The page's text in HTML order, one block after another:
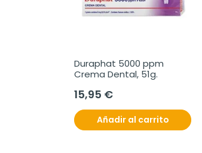
Duraphat 5000 ppm
Crema Dental, 51g.
15,95 €
Añadir al carrito